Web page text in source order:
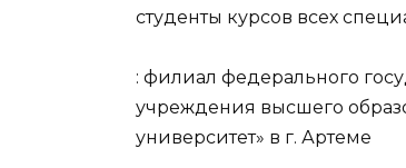
студенты курсов всех
: филиал федерального
учреждения высшего
университет» в г. Артеме